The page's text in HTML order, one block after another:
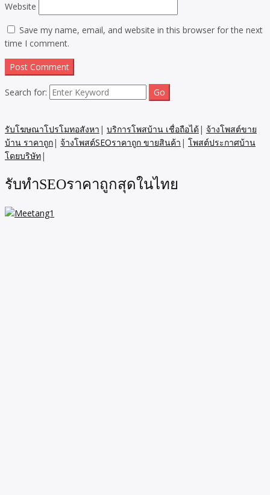
Website
Save my name, email, and website in this browser for the next
time I comment.
Search for:
รับโฆษณาโปรโมทอสังหา | บริการโพสบ้าน เชื่อถือได้| จ้างโพสต์ขาย
บ้าน ราคาถูก| จ้างโพสต์SEOราคาถูก ขายสินค้า | โพสต์ประกาศบ้าน
โดยบริษัท|
รับทำSEOราคาถูกสุดในไทย